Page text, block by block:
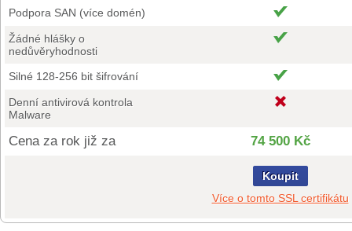
Podpora SAN (více domén)
Žádné hlášky o
nedůvěryhodnosti
Silné 128-256 bit šifrování
Denní antivirová kontrola
Malware
Cena za rok již za 74 500 Kč
Koupit
Více o tomto SSL certifikátu